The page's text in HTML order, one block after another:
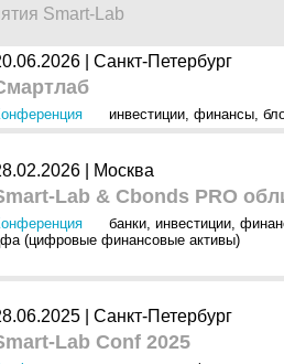
Smart-Lab
| Санкт-Петербург
инвестиции, финансы,
| Москва
Lab & Cbonds PRO
банки, инвестиции,
(цифровые финансовые активы)
| Санкт-Петербург
Lab Conf 2025